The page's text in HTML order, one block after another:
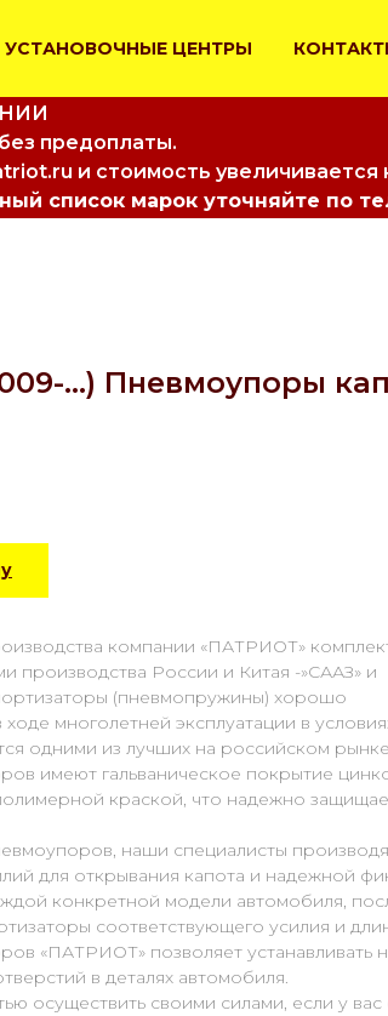
УСТАНОВОЧНЫЕ ЦЕНТРЫ
предоплаты.
и стоимость увеличивается
список марок уточняйте по
...) Пневмоупоры
компании «ПАТРИОТ»
производства России и Китая -»СААЗ» и
(пневмопружины) хорошо
многолетней эксплуатации в
одними из лучших на российском
имеют гальваническое покрытие
краской, что надежно
наши специалисты
для открывания капота и надежной
конкретной модели автомобиля,
соответствующего усилия и
«ПАТРИОТ» позволяет устанавливать
в деталях автомобиля.
осуществить своими силами, если у вас